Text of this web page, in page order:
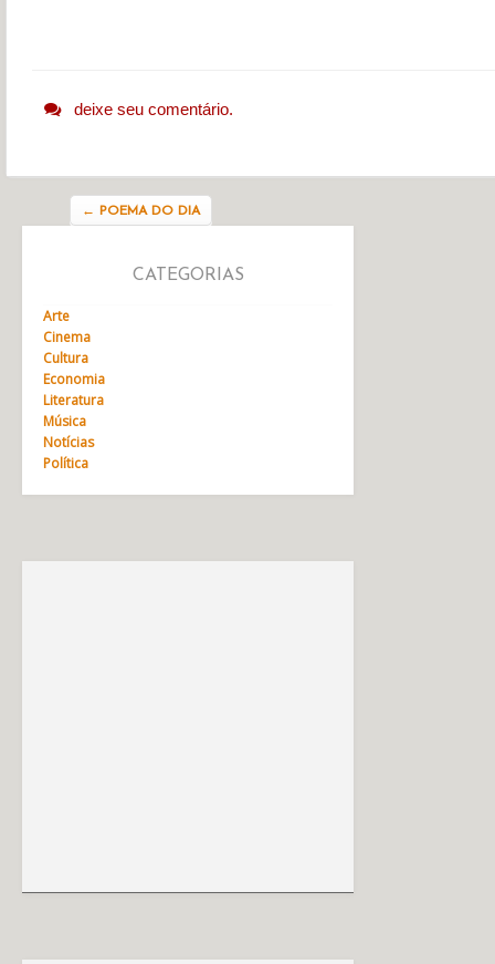
deixe seu comentário.
← POEMA DO DIA
CATEGORIAS
Arte
Cinema
Cultura
Economia
Literatura
Música
Notícias
Política